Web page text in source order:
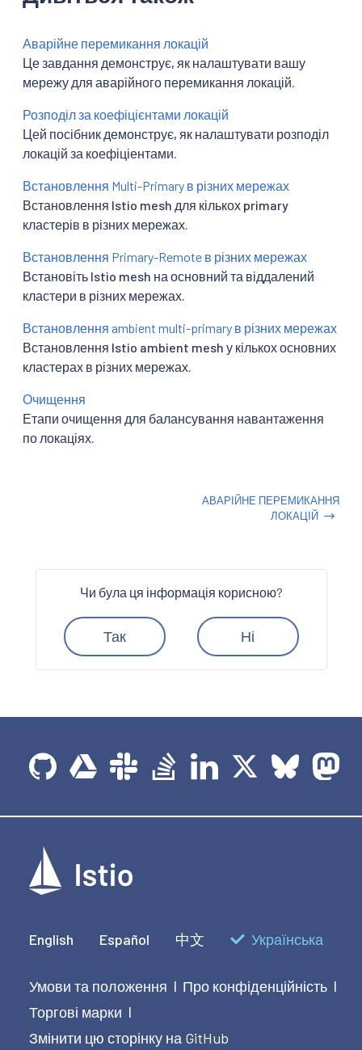
Аварійне перемикання локацій
Це завдання демонструє, як налаштувати вашу
мережу для аварійного перемикання локацій.
Розподіл за коефіцієнтами локацій
Цей посібник демонструє, як налаштувати розподіл
локацій за коефіціентами.
Встановлення Multi-Primary в різних мережах
Встановлення Istio mesh для кількох primary
кластерів в різних мережах.
Встановлення Primary-Remote в різних мережах
Встановіть Istio mesh на основний та віддалений
кластери в різних мережах.
Встановлення ambient multi-primary в різних мережах
Встановлення Istio ambient mesh у кількох основних
кластерах в різних мережах.
Очищення
Етапи очищення для балансування навантаження
по локаціях.
АВАРІЙНЕ ПЕРЕМИКАННЯ
ЛОКАЦІЙ
Чи була ця інформація корисною?
Так Ні
English Español 中文 Українська
Умови та положення | Про конфіденційність |
Торгові марки |
Змінити цю сторінку на GitHub